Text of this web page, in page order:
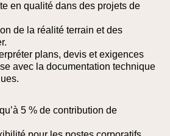
en qualité dans des projets de
de la réalité terrain et des
plans, devis et exigences
avec la documentation technique
5 % de contribution de